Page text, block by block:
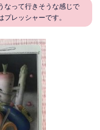
なって行きそうな感じで
レッシャーです。